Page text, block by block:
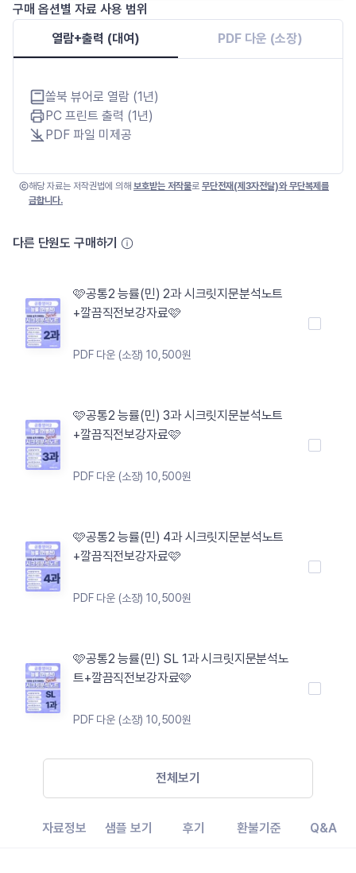
구매 옵션별 자료 사용 범위
열람+출력 (대여)
PDF 다운 (소장)
쏠북 뷰어로 열람 (1년)
PC 프린트 출력 (1년)
PDF 파일 미제공
해당 자료는 저작권법에 의해 보호받는 저작물로 무단전재(제3자전달)와 무단복제를
금합니다.
다른 단원도 구매하기
🩷공통2 능률(민) 2과 시크릿지문분석노트
+깔끔직전보강자료🩷
PDF 다운 (소장) 10,500원
🩷공통2 능률(민) 3과 시크릿지문분석노트
+깔끔직전보강자료🩷
PDF 다운 (소장) 10,500원
🩷공통2 능률(민) 4과 시크릿지문분석노트
+깔끔직전보강자료🩷
PDF 다운 (소장) 10,500원
🩷공통2 능률(민) SL 1과 시크릿지문분석노
트+깔끔직전보강자료🩷
PDF 다운 (소장) 10,500원
전체보기
자료정보 샘플 보기 후기 환불기준 Q&A